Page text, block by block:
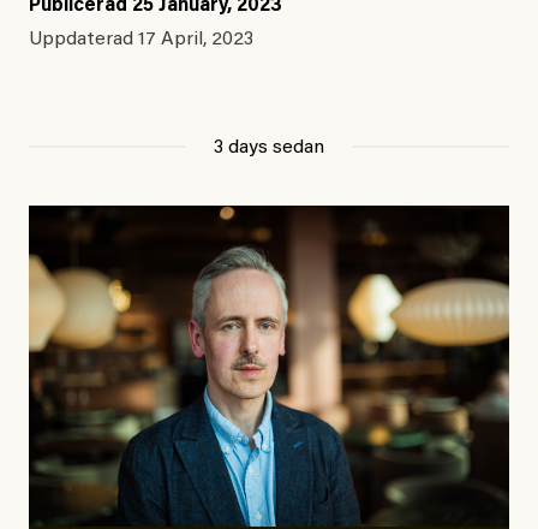
Publicerad 25 January, 2023
Uppdaterad 17 April, 2023
3 days sedan